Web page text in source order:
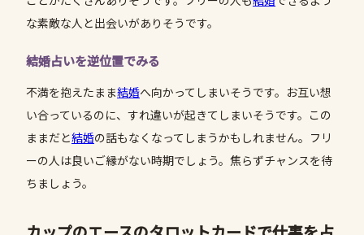
な素敵な人と出会いがありそうです。
結婚占いを逆位置でみる
不満を抱えたまま結婚へ向かってしまいそうです。お互い想
い合っているのに、すれ違いが起きてしまいそうです。この
ままだと結婚の話もなくなってしまうかもしれません。フリ
ーの人は良いご縁がない時期でしょう。焦らずチャンスを待
ちましょう。